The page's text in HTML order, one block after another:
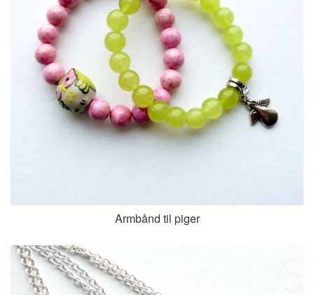
Armbånd til piger